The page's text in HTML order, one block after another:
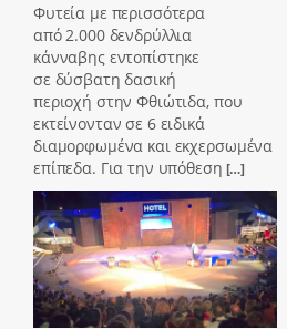
Φυτεία με περισσότερα
από 2.000 δενδρύλλια
κάνναβης εντοπίστηκε
σε δύσβατη δασική
περιοχή στην Φθιώτιδα, που
εκτείνονταν σε 6 ειδικά
διαμορφωμένα και εκχερσωμένα
επίπεδα. Για την υπόθεση […]